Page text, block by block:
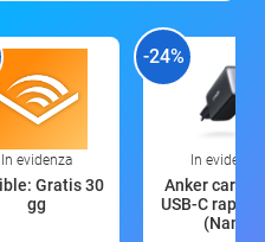
In evidenza
Gratis 30
gg
-24%
In evidenza
Anker
USB-C rapido
(Nano